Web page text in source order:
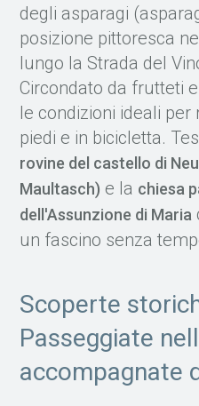
degli asparagi
posizione pittoresca
lungo la Strada del
Circondato da frutteti
le condizioni ideali
piedi e in bicicletta.
rovine del castello di
Maultasch) e la chiesa
dell'Assunzione di Maria
un fascino senza
Scoperte
Passeggiate
accompagnate